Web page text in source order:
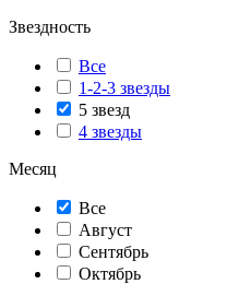
Звездность
Все
1-2-3 звезды
5 звезд
4 звезды
Месяц
Все
Август
Сентябрь
Октябрь